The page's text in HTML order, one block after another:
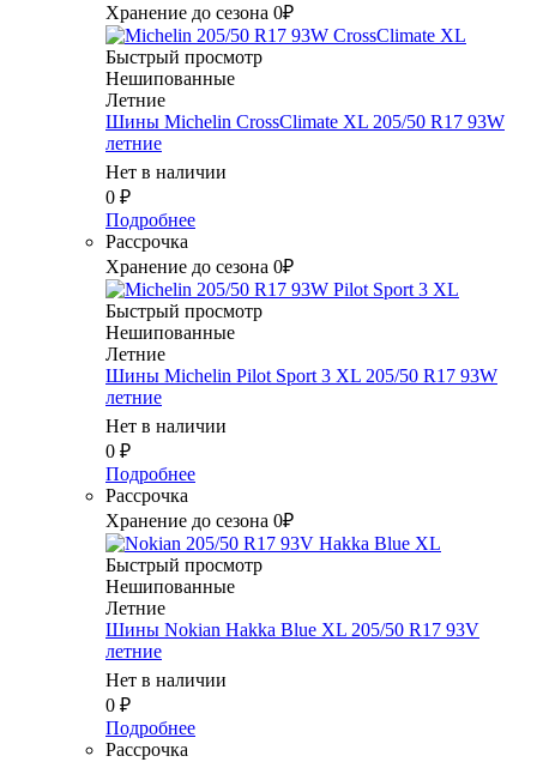
Хранение до сезона 0₽
Быстрый просмотр
Нешипованные
Летние
Шины Michelin CrossClimate XL 205/50 R17 93W
летние
Нет в наличии
0 ₽
Подробнее
Рассрочка
Хранение до сезона 0₽
Быстрый просмотр
Нешипованные
Летние
Шины Michelin Pilot Sport 3 XL 205/50 R17 93W
летние
Нет в наличии
0 ₽
Подробнее
Рассрочка
Хранение до сезона 0₽
Быстрый просмотр
Нешипованные
Летние
Шины Nokian Hakka Blue XL 205/50 R17 93V
летние
Нет в наличии
0 ₽
Подробнее
Рассрочка